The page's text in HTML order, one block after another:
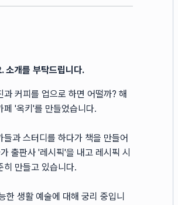
소개를 부탁드립니다.
과 커피를 업으로 하면 어떨까? 해
페 '옥키'를 만들었습니다.
들과 스터디를 하다가 책을 만들어
출판사 '레시픽'을 내고 레시픽 시
히 만들고 있습니다.
한 생활 예술에 대해 궁리 중입니